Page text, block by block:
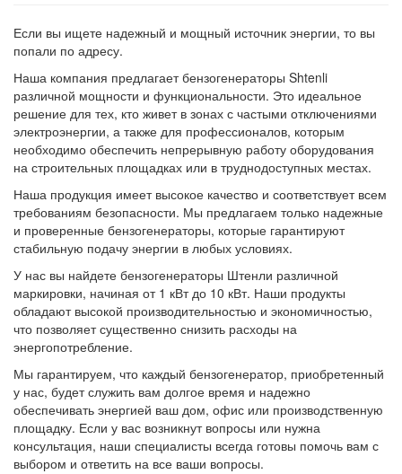
Если вы ищете надежный и мощный источник энергии, то вы
попали по адресу.
Наша компания предлагает бензогенераторы Shtenli
различной мощности и функциональности. Это идеальное
решение для тех, кто живет в зонах с частыми отключениями
электроэнергии, а также для профессионалов, которым
необходимо обеспечить непрерывную работу оборудования
на строительных площадках или в труднодоступных местах.
Наша продукция имеет высокое качество и соответствует всем
требованиям безопасности. Мы предлагаем только надежные
и проверенные бензогенераторы, которые гарантируют
стабильную подачу энергии в любых условиях.
У нас вы найдете бензогенераторы Штенли различной
маркировки, начиная от 1 кВт до 10 кВт. Наши продукты
обладают высокой производительностью и экономичностью,
что позволяет существенно снизить расходы на
энергопотребление.
Мы гарантируем, что каждый бензогенератор, приобретенный
у нас, будет служить вам долгое время и надежно
обеспечивать энергией ваш дом, офис или производственную
площадку. Если у вас возникнут вопросы или нужна
консультация, наши специалисты всегда готовы помочь вам с
выбором и ответить на все ваши вопросы.